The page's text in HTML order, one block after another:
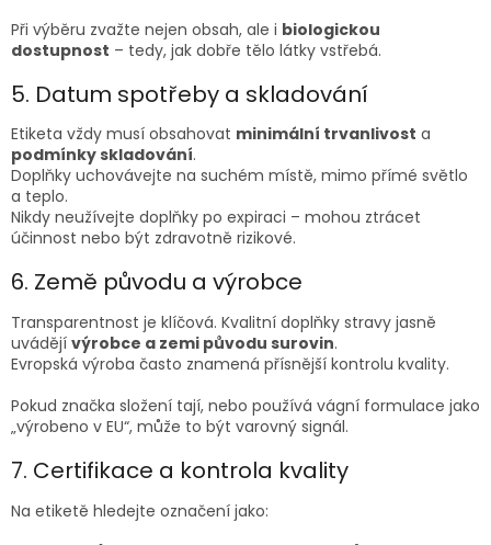
Při výběru zvažte nejen obsah, ale i biologickou
dostupnost – tedy, jak dobře tělo látky vstřebá.
5. Datum spotřeby a skladování
Etiketa vždy musí obsahovat minimální trvanlivost a
podmínky skladování.
Doplňky uchovávejte na suchém místě, mimo přímé světlo
a teplo.
Nikdy neužívejte doplňky po expiraci – mohou ztrácet
účinnost nebo být zdravotně rizikové.
6. Země původu a výrobce
Transparentnost je klíčová. Kvalitní doplňky stravy jasně
uvádějí výrobce a zemi původu surovin.
Evropská výroba často znamená přísnější kontrolu kvality.
Pokud značka složení tají, nebo používá vágní formulace jako
„výrobeno v EU“, může to být varovný signál.
7. Certifikace a kontrola kvality
Na etiketě hledejte označení jako: